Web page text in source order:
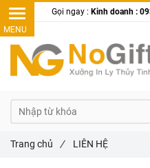
Trang chủ / LIÊN HỆ
Gọi ngay : Kinh doanh :